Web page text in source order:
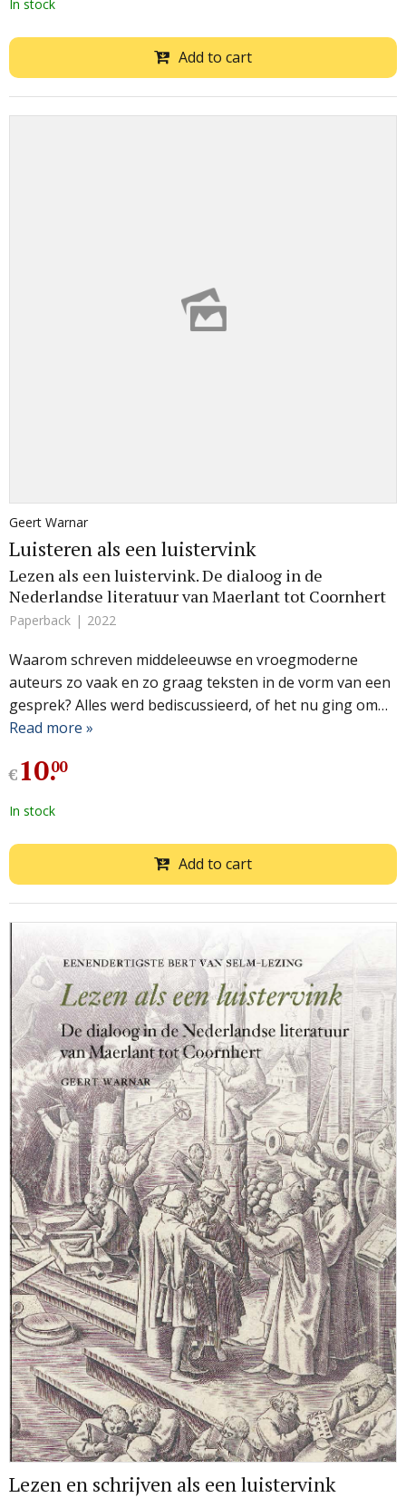
In stock
Add to cart
Geert Warnar
Luisteren als een luistervink
Lezen als een luistervink. De dialoog in de
Nederlandse literatuur van Maerlant tot Coornhert
Paperback 2022
Waarom schreven middeleeuwse en vroegmoderne
auteurs zo vaak en zo graag teksten in de vorm van een
gesprek? Alles werd bediscussieerd, of het nu ging om…
Read more »
€10.
00
In stock
Add to cart
Lezen en schrijven als een luistervink